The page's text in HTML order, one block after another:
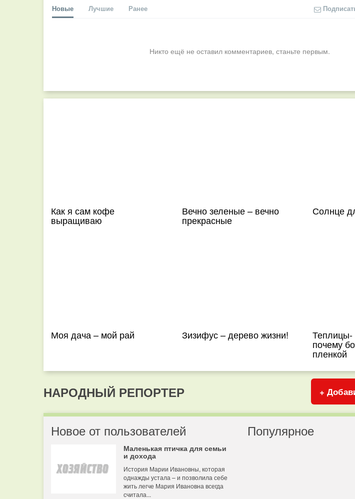
Новые Лучшие Ранее
Никто ещё не оставил комментариев, станьте первым.
Как я сам кофе
выращиваю
Вечно зеленые – вечно
прекрасные
Солнце
Моя дача – мой рай Зизифус – дерево жизни! Теплицы-
почему
пленкой
НАРОДНЫЙ РЕПОРТЕР +
Новое от пользователей
Маленькая птичка для семьи
и дохода
История Марии Ивановны, которая
однажды устала – и позволила себе
жить легче Мария Ивановна всегда
считала...
Популярное